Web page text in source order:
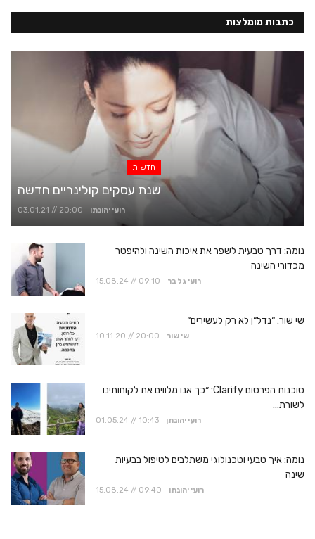
כתבות מומלצות
חדשות
שנת עסקים קולינריים חדשה
03.01.21 // 20:00 רועי יהונתן
נומה: דרך טבעית לשפר את איכות השינה ולהיפטר
מכדורי השינה
15.08.24 // 09:10 רועי גלבר
שי שור: ״נדל״ן לא רק לעשירים״
10.11.20 // 20:00 שי שור
סוכנות הפרסום Clarify: ״כך אנו מלווים את לקוחותינו
לשורת...
01.05.24 // 10:43 רועי יהונתן
נומה: איך טבעי וטכנולוגי משתלבים לטיפול בבעיות
שינה
15.08.24 // 09:40 רועי יהונתן